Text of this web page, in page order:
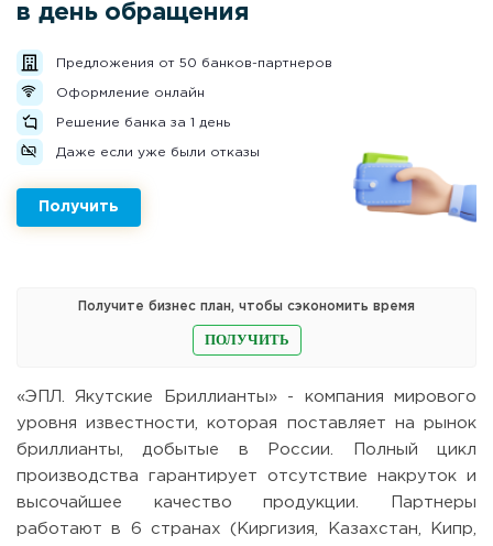
в день обращения
Предложения от 50 банков-партнеров
Оформление онлайн
Решение банка за 1 день
Даже если уже были отказы
Получить
Получите бизнес план, чтобы сэкономить время
ПОЛУЧИТЬ
«ЭПЛ. Якутские Бриллианты» - компания мирового
уровня известности, которая поставляет на рынок
бриллианты, добытые в России. Полный цикл
производства гарантирует отсутствие накруток и
высочайшее качество продукции. Партнеры
работают в 6 странах (Киргизия, Казахстан, Кипр,